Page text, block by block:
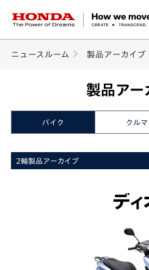
HONDA The Power of
ニュースルーム 製品アーカイブ
製品アー
バイク クルマ
2輪製品アーカイブ